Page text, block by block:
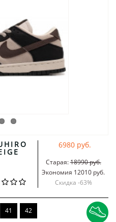
6980 руб.
Старая:18990 руб.
Экономия 12010 руб.
Скидка -63%
41 42